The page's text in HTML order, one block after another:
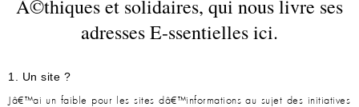
Ã©thiques et solidaires, qui nous livre ses
adresses E-ssentielles ici.
1. Un site ?
Jâ€™ai un faible pour les sites dâ€™informations au sujet des initiatives